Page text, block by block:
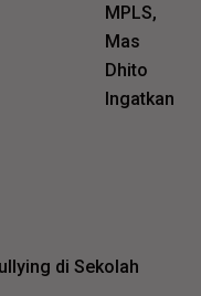
MPLS,
Mas
Dhito
Ingatkan
di Sekolah